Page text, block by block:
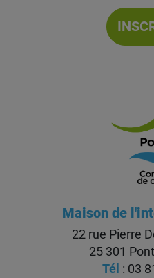
Maison de
22 rue Pierre
25 301
Tél : 03